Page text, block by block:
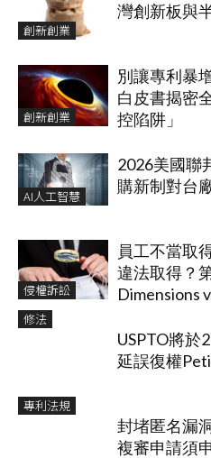
創新創業
灣創新板與
創新創業
別讓專利暴
白皮書揭密
控陷阱」
AI人工智慧
2026美國聯
購新制對台
侵權訴訟
員工不當取
違法取得？
Dimensions
修法
USPTO將
延誤復權
專利法規
封堵匿名漏
複審申請須